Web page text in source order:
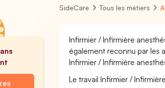
SideCare Tous les métiers
Infirmier / Infirmière
également reconnu par les
Infirmier / Infirmière
Le travail Infirmier /